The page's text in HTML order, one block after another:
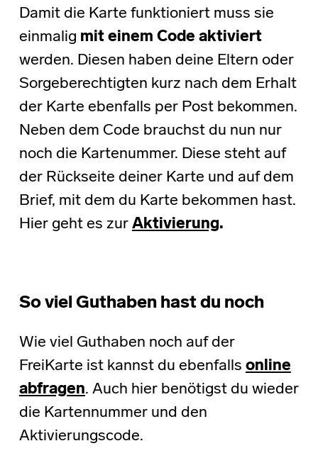
Damit die Karte funktioniert muss sie
einmalig mit einem Code aktiviert
werden. Diesen haben deine Eltern oder
Sorgeberechtigten kurz nach dem Erhalt
der Karte ebenfalls per Post bekommen.
Neben dem Code brauchst du nun nur
noch die Kartenummer. Diese steht auf
der Rückseite deiner Karte und auf dem
Brief, mit dem du Karte bekommen hast.
Hier geht es zur Aktivierung.
So viel Guthaben hast du noch
Wie viel Guthaben noch auf der
FreiKarte ist kannst du ebenfalls online
abfragen. Auch hier benötigst du wieder
die Kartennummer und den
Aktivierungscode.